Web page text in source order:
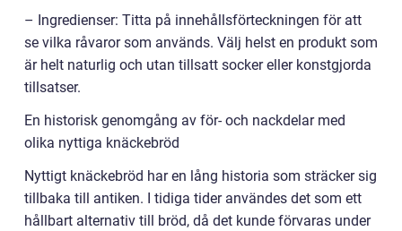
– Ingredienser: Titta på innehållsförteckningen för att
se vilka råvaror som används. Välj helst en produkt som
är helt naturlig och utan tillsatt socker eller konstgjorda
tillsatser.
En historisk genomgång av för- och nackdelar med
olika nyttiga knäckebröd
Nyttigt knäckebröd har en lång historia som sträcker sig
tillbaka till antiken. I tidiga tider användes det som ett
hållbart alternativ till bröd, då det kunde förvaras under